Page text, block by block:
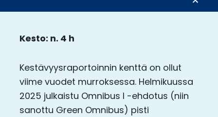
Kesto: n. 4 h
Kestävyysraportoinnin kenttä on ollut
viime vuodet murroksessa. Helmikuussa
2025 julkaistu Omnibus I -ehdotus (niin
sanottu Green Omnibus) pisti